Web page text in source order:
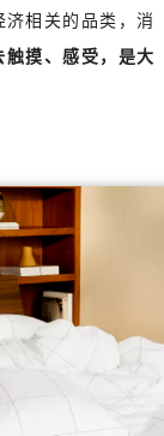
相关的品类，消
摸、感受，是大